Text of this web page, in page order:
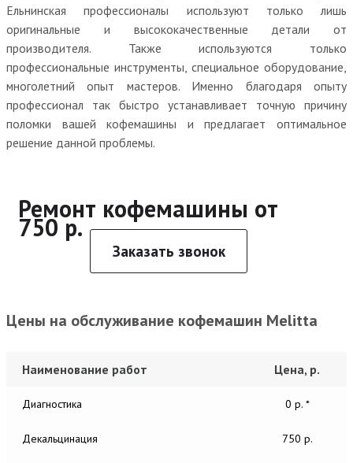
Ельнинская профессионалы используют только лишь
оригинальные и высококачественные детали от
производителя. Также используются только
профессиональные инструменты, специальное оборудование,
многолетний опыт мастеров. Именно благодаря опыту
профессионал так быстро устанавливает точную причину
поломки вашей кофемашины и предлагает оптимальное
решение данной проблемы.
Ремонт кофемашины от
750 р.
Заказать звонок
Цены на обслуживание кофемашин Melitta
Наименование работ Цена, р.
Диагностика 0 р. *
Декальцинация 750 р.